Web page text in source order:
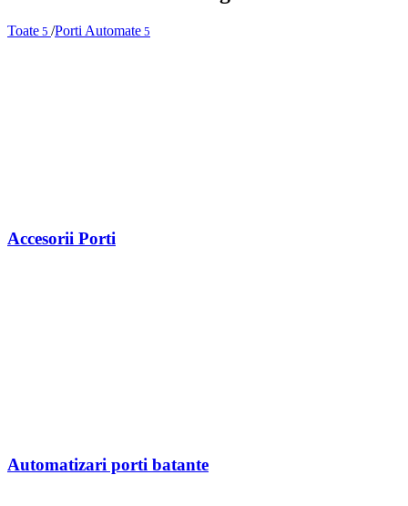
Toate 5 /Porti Automate 5
Accesorii Porti
Automatizari porti batante